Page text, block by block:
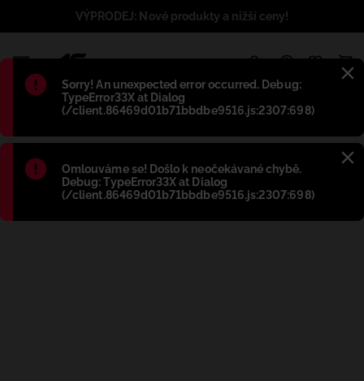
Błąd:
Sorry! An unexpected error occurred. Debug:
TypeError33X at Dialog
(/client.86469d01b71bbdbe9516.js:2307:698)
Błąd:
Omlouváme se! Došlo k neočekávané chybě.
Debug: TypeError33X at Dialog
(/client.86469d01b71bbdbe9516.js:2307:698)
VÝPRODEJ: Nové produkty a nižší ceny!